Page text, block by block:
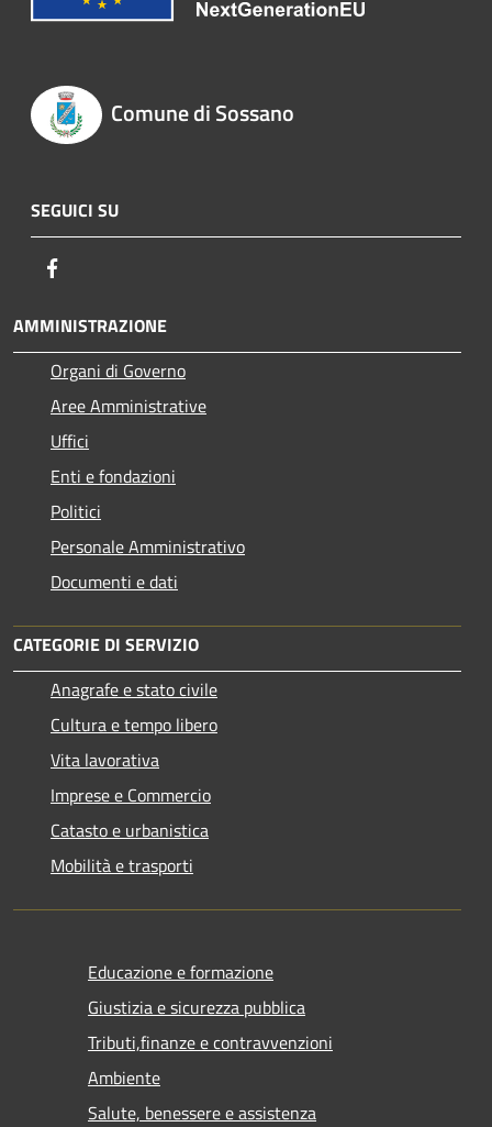
Comune di Sossano
SEGUICI SU
AMMINISTRAZIONE
Organi di Governo
Aree Amministrative
Uffici
Enti e fondazioni
Politici
Personale Amministrativo
Documenti e dati
CATEGORIE DI SERVIZIO
Anagrafe e stato civile
Cultura e tempo libero
Vita lavorativa
Imprese e Commercio
Catasto e urbanistica
Mobilità e trasporti
Educazione e formazione
Giustizia e sicurezza pubblica
Tributi,finanze e contravvenzioni
Ambiente
Salute, benessere e assistenza